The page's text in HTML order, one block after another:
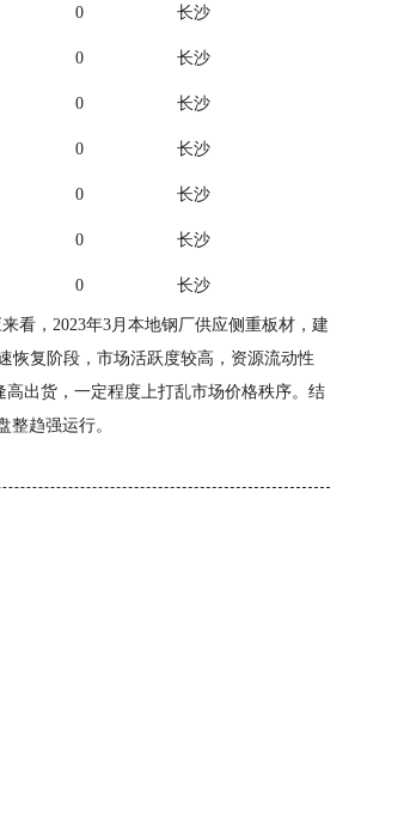
0 长沙
0 长沙
0 长沙
0 长沙
0 长沙
0 长沙
0 长沙
看，2023年3月本地钢厂供应侧重板材，建
恢复阶段，市场活跃度较高，资源流动性
出货，一定程度上打乱市场价格秩序。结
整趋强运行。